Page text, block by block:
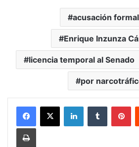
acusación formal
Enrique Inzunza
licencia temporal al Senado
por
LinkedInTumblr
Print